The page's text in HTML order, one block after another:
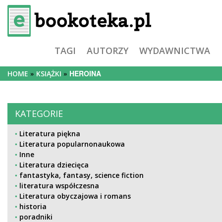
TAGI AUTORZY WYDAWNICTWA
HOME KSIĄŻKI HEROINA
KATEGORIE
Literatura piękna
Literatura popularnonaukowa
Inne
Literatura dziecięca
fantastyka, fantasy, science fiction
literatura współczesna
Literatura obyczajowa i romans
historia
poradniki